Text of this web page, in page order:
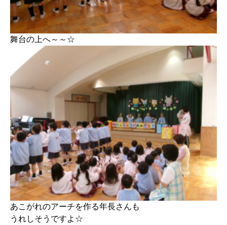
舞台の上へ～～☆
あこがれのアーチを作る年長さんも
うれしそうですよ☆